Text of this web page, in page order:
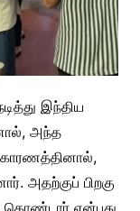
இந்திய
அந்த
காரணத்தினால்,
அதற்குப் பிறகு